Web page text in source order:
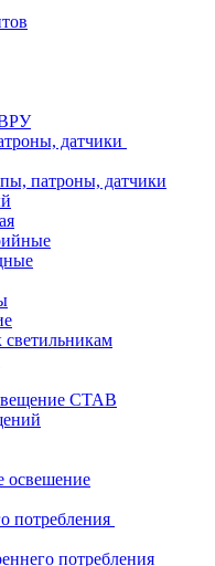
датчики
патроны, датчики
СТАВ
освешение
потребления
потребления